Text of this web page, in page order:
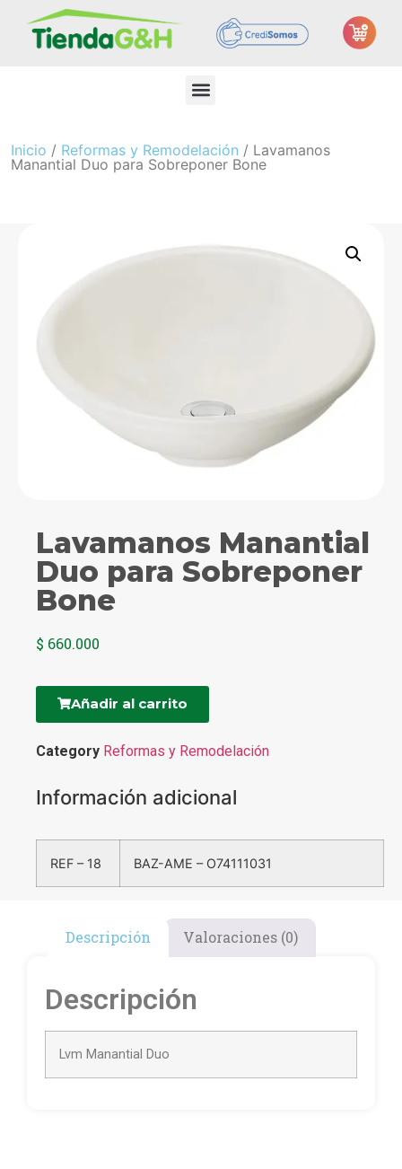
Inicio / Reformas y Remodelación / Lavamanos
Manantial Duo para Sobreponer Bone
Lavamanos Manantial
Duo para Sobreponer
Bone
$ 660.000
Añadir al carrito
Category Reformas y Remodelación
Información adicional
REF – 18 BAZ-AME – O74111031
Descripción Valoraciones (0)
Descripción
Lvm Manantial Duo